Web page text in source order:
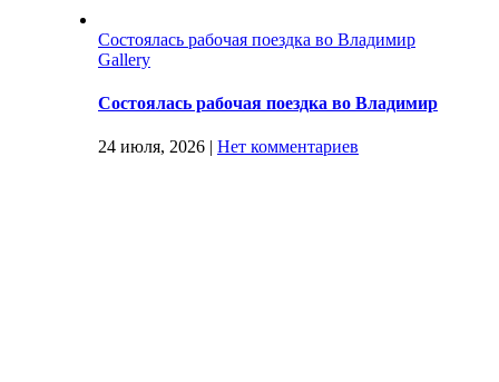
Состоялась рабочая поездка во Владимир
Gallery
Состоялась рабочая поездка во Владимир
24 июля, 2026 | Нет комментариев